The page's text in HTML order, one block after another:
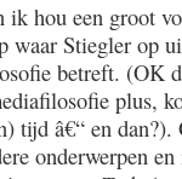
hou een groot
waar Stiegler op
betreft. (OK
plus,
tijd â€“ en
onderwerpen